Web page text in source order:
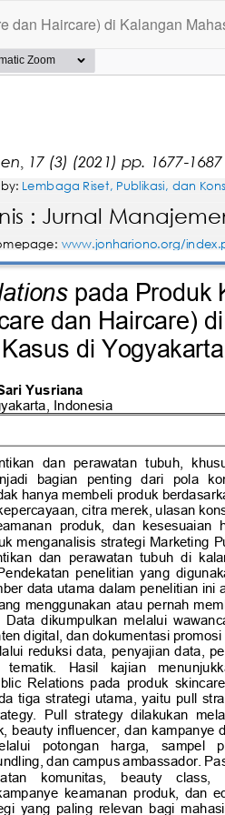
Haircare) di Kalangan